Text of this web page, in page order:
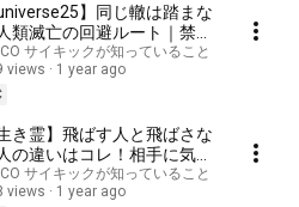
universe25】同じ轍は踏まな
類滅亡の回避ルート｜禁断
ウス楽園実験を超える伝説
在になれ
サイキックが知っていること
views
1 year ago
生き霊】飛ばす人と飛ばさな
の違いはコレ！相手に気付
る前に飛ばさないコツを要
ック｜
サイキックが知っていること
views
1 year ago